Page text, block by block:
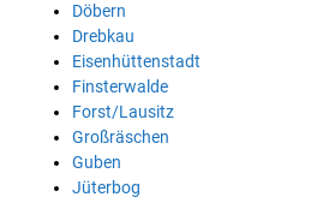
Döbern
Drebkau
Eisenhüttenstadt
Finsterwalde
Forst/Lausitz
Großräschen
Guben
Jüterbog